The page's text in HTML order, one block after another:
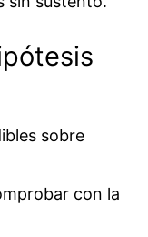
sobre
con la